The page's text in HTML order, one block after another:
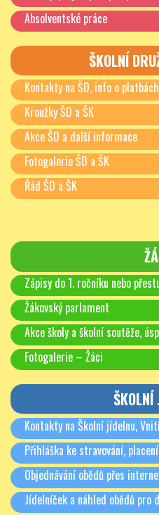
Absolventské práce
ŠKOLNÍ
Kontakty na ŠD, info o
Kroužky ŠD a ŠK
Akce ŠD a další informace
Fotogalerie ŠD a ŠK
Řád ŠD a ŠK
Zápisy do 1. ročníku nebo
Žákovský parlament
Akce školy a školní soutěže,
Fotogalerie – Žáci
ŠKOLNÍ
Kontakty na Školní jídelnu,
Přihláška ke stravování,
Objednávání obědů přes
Jídelníček a náhled obědů pro